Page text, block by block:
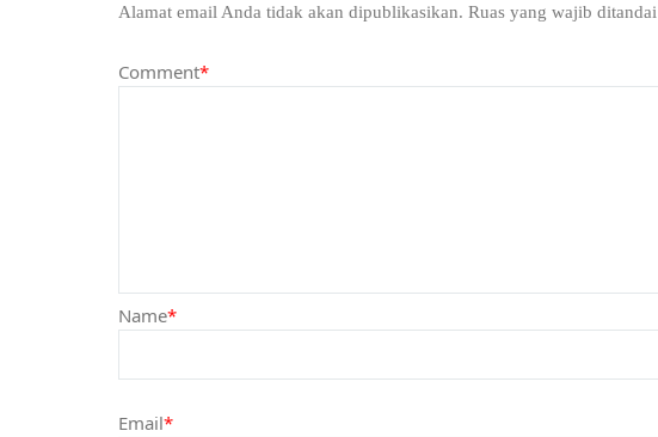
Alamat email Anda tidak akan dipublikasikan. Ruas yang wajib ditandai
Comment*
Name*
Email*